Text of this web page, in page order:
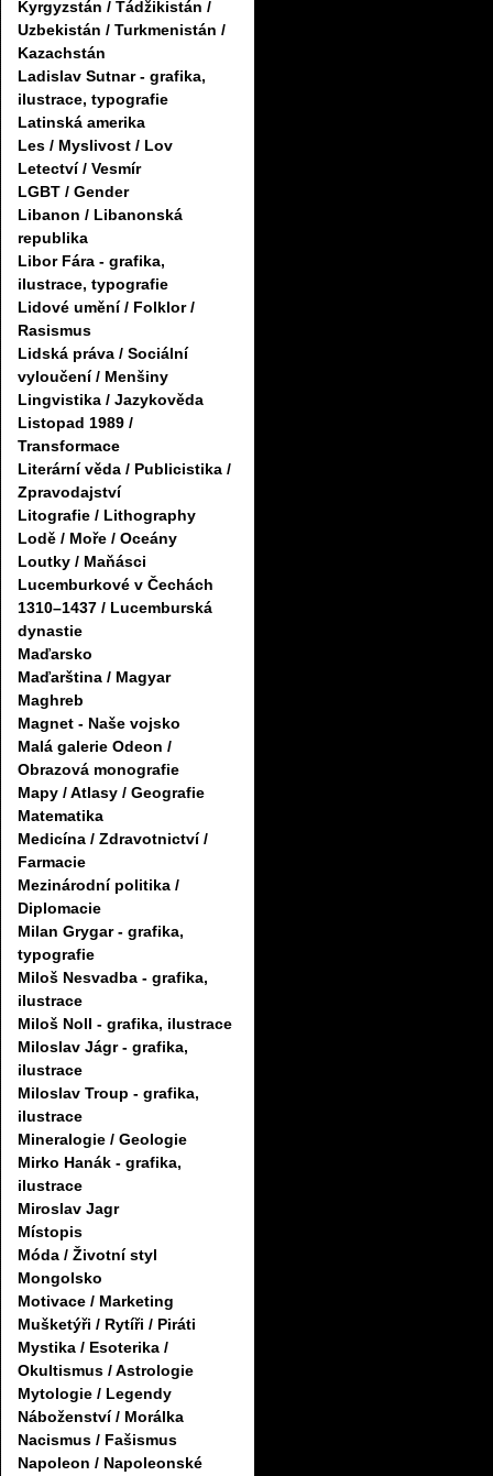
Kyrgyzstán / Tádžikistán /
Uzbekistán / Turkmenistán /
Kazachstán
Ladislav Sutnar - grafika,
ilustrace, typografie
Latinská amerika
Les / Myslivost / Lov
Letectví / Vesmír
LGBT / Gender
Libanon / Libanonská
republika
Libor Fára - grafika,
ilustrace, typografie
Lidové umění / Folklor /
Rasismus
Lidská práva / Sociální
vyloučení / Menšiny
Lingvistika / Jazykověda
Listopad 1989 /
Transformace
Literární věda / Publicistika /
Zpravodajství
Litografie / Lithography
Lodě / Moře / Oceány
Loutky / Maňásci
Lucemburkové v Čechách
1310–1437 / Lucemburská
dynastie
Maďarsko
Maďarština / Magyar
Maghreb
Magnet - Naše vojsko
Malá galerie Odeon /
Obrazová monografie
Mapy / Atlasy / Geografie
Matematika
Medicína / Zdravotnictví /
Farmacie
Mezinárodní politika /
Diplomacie
Milan Grygar - grafika,
typografie
Miloš Nesvadba - grafika,
ilustrace
Miloš Noll - grafika, ilustrace
Miloslav Jágr - grafika,
ilustrace
Miloslav Troup - grafika,
ilustrace
Mineralogie / Geologie
Mirko Hanák - grafika,
ilustrace
Miroslav Jagr
Místopis
Móda / Životní styl
Mongolsko
Motivace / Marketing
Mušketýři / Rytíři / Piráti
Mystika / Esoterika /
Okultismus / Astrologie
Mytologie / Legendy
Náboženství / Morálka
Nacismus / Fašismus
Napoleon / Napoleonské